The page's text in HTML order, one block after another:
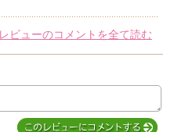
ビューのコメントを全て読む